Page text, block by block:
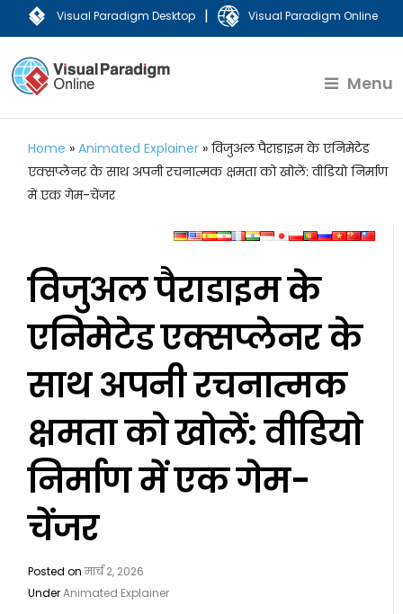
Visual Paradigm Desktop | Visual Paradigm Online
Menu
Home »Animated Explainer »विजुअल पैराडाइम के एनिमेटेड
एक्सप्लेनर के साथ अपनी रचनात्मक क्षमता को खोलें: वीडियो निर्माण
में एक गेम-चेंजर
विजुअल पैराडाइम के
एनिमेटेड एक्सप्लेनर के
साथ अपनी रचनात्मक
क्षमता को खोलें: वीडियो
निर्माण में एक गेम-
चेंजर
Posted onमार्च 2, 2026
UnderAnimated Explainer